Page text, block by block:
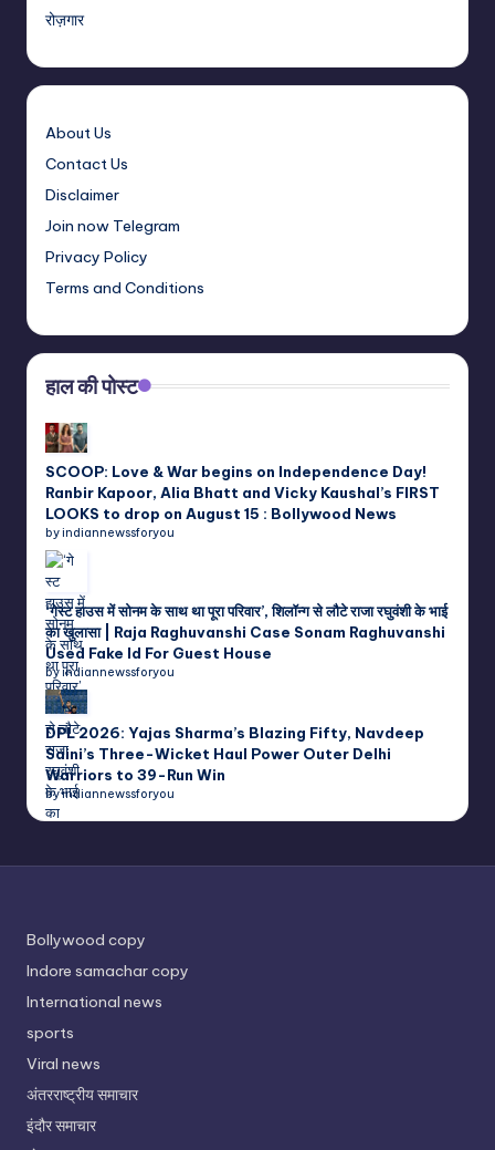
रोज़गार
About Us
Contact Us
Disclaimer
Join now Telegram
Privacy Policy
Terms and Conditions
हाल की पोस्ट
SCOOP: Love & War begins on Independence Day!
Ranbir Kapoor, Alia Bhatt and Vicky Kaushal’s FIRST
LOOKS to drop on August 15 : Bollywood News
by indiannewssforyou
‘गेस्ट हाउस में सोनम के साथ था पूरा परिवार’, शिलॉन्ग से लौटे राजा रघुवंशी के भाई
का खुलासा | Raja Raghuvanshi Case Sonam Raghuvanshi
Used Fake Id For Guest House
by indiannewssforyou
DPL 2026: Yajas Sharma’s Blazing Fifty, Navdeep
Saini’s Three-Wicket Haul Power Outer Delhi
Warriors to 39-Run Win
by indiannewssforyou
Bollywood copy
Indore samachar copy
International news
sports
Viral news
अंतरराष्ट्रीय समाचार
इंदौर समाचार